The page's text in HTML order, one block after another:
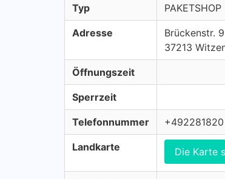
Typ PAKETSHOP
Adresse
Brückenstr. 9
37213
Öffnungszeit
Sperrzeit
Telefonnummer +492281820
Landkarte Die Karte